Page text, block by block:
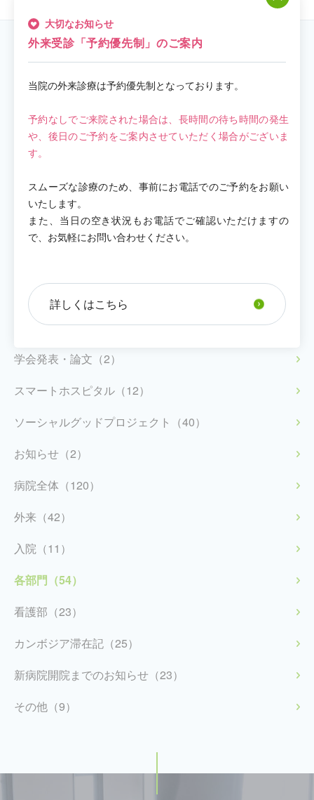
取り組み・活動情報一覧
イベント（3）
海外実習生（2）
リハビリテーション（2）
新クリニック開院までのお知らせ（3）
健康診断・人間ドック（5）
学会発表・論文（2）
スマートホスピタル（12）
ソーシャルグッドプロジェクト（40）
お知らせ（2）
病院全体（120）
外来（42）
入院（11）
各部門（54）
看護部（23）
カンボジア滞在記（25）
新病院開院までのお知らせ（23）
その他（9）
大切なお知らせ
外来受診「予約優先制」のご案内
当院の外来診療は予約優先制となっております。
予約なしでご来院された場合は、長時間の待ち時間の発生
や、後日のご予約をご案内させていただく場合がございま
す。
スムーズな診療のため、事前にお電話でのご予約をお願い
いたします。
また、当日の空き状況もお電話でご確認いただけますの
で、お気軽にお問い合わせください。
詳しくはこちら